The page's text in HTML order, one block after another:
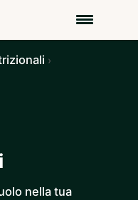
›
nella tua